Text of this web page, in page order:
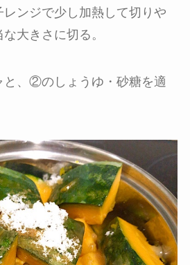
ンジで少し加熱して切りや
大きさに切る。
と、②のしょうゆ・砂糖を適